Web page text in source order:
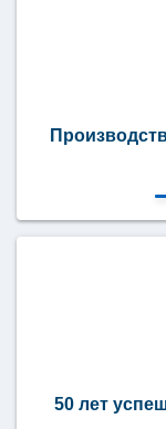
50 лет